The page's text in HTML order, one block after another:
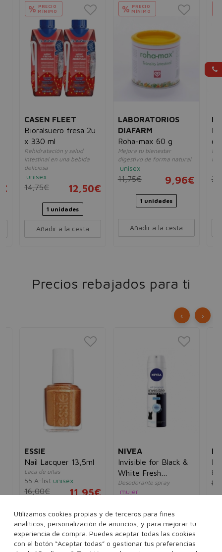
% PRECIO
MÍNIMO
CASEN FLEET
Bioralsuero fresa 2u
x 330 ml
Rehidratación y salud
intestinal en una bebida
deliciosa
unisex
14,75€ 12,50€
1 unidades
Añadir a la cesta
% PRECIO
MÍNIMO
LABORATORIOS
DIAFARM
Roha-max 60 g
Mejora tu bienestar
digestivo de forma natural
unisex
11,75€ 9,96€
1 unidades
Añadir a la cesta
Precios rebajados para ti
ESSIE
Nail Lacquer 13,5ml
Laca de uñas
55 A-list unisex
16,00€ 11,95€
Ver más...
NIVEA
Invisible for Black &
White Fresh
Deodorant Spray
Desodorante spray
mujer
200 ml
‹ ›
Utilizamos cookies propias y de terceros para fines
analíticos, personalización de anuncios, y para mejorar tu
experiencia de compra. Puedes aceptar todas las cookies
con el botón “Aceptar todas” o gestionar tus preferencias